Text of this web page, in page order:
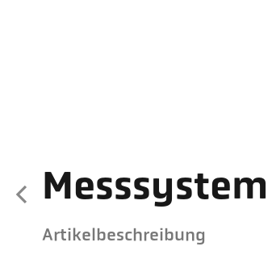
Artikelbeschreibung